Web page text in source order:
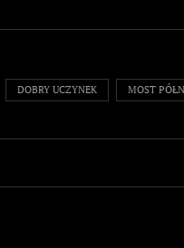
DOBRY UCZYNEK MOST